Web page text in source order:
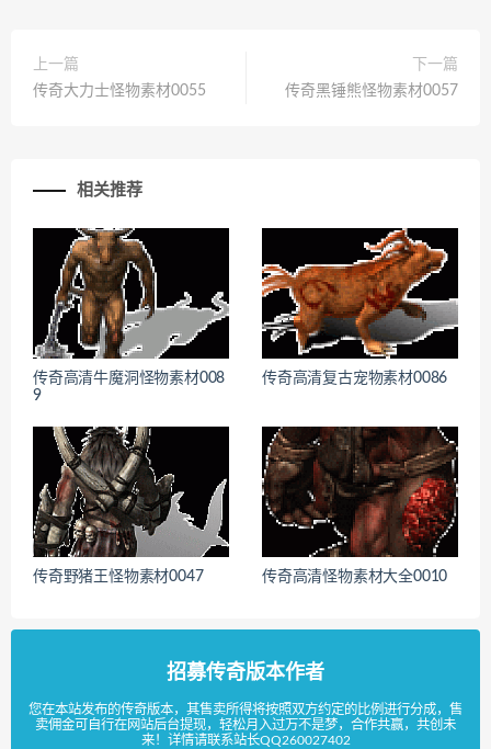
上一篇
传奇大力士怪物素材0055
下一篇
传奇黑锤熊怪物素材0057
相关推荐
传奇高清牛魔洞怪物素材008
9
传奇高清复古宠物素材0086
传奇野猪王怪物素材0047 传奇高清怪物素材大全0010
招募传奇版本作者
您在本站发布的传奇版本，其售卖所得将按照双方约定的比例进行分成，售
卖佣金可自行在网站后台提现，轻松月入过万不是梦，合作共赢，共创未
来！详情请联系站长QQ260027402